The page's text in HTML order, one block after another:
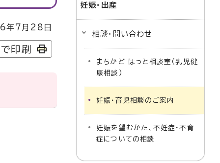
7月28日
印刷
妊娠・出産
相談・問い合わせ
まちかど ほっと相談室（乳児健
康相談）
妊娠・育児相談のご案内
妊娠を望むかた、不妊症・不育
症についての相談